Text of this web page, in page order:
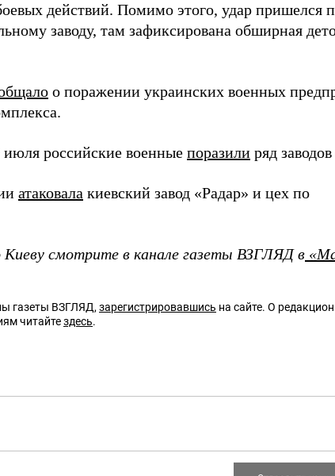
действий. Помимо этого, удар пришелся
заводу, там зафиксирована обширная
о поражении украинских военных
российские военные поразили ряд
атаковала киевский завод «Радар» и цех по
Киеву смотрите в канале газеты ВЗГЛЯД в
газеты ВЗГЛЯД,зарегистрировавшись на сайте. О
читайтездесь.